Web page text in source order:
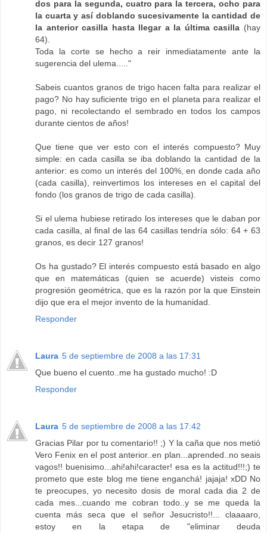
dos para la segunda, cuatro para la tercera, ocho para
la cuarta y así doblando sucesivamente la cantidad de
la anterior casilla hasta llegar a la última casilla (hay
64).
Toda la corte se hecho a reir inmediatamente ante la
sugerencia del ulema....."
Sabeis cuantos granos de trigo hacen falta para realizar el
pago? No hay suficiente trigo en el planeta para realizar el
pago, ni recolectando el sembrado en todos los campos
durante cientos de años!
Que tiene que ver esto con el interés compuesto? Muy
simple: en cada casilla se iba doblando la cantidad de la
anterior: es como un interés del 100%, en donde cada año
(cada casilla), reinvertimos los intereses en el capital del
fondo (los granos de trigo de cada casilla).
Si el ulema hubiese retirado los intereses que le daban por
cada casilla, al final de las 64 casillas tendría sólo: 64 + 63
granos, es decir 127 granos!
Os ha gustado? El interés compuesto está basado en algo
que en matemáticas (quien se acuerde) visteis como
progresión geométrica, que es la razón por la que Einstein
dijo que era el mejor invento de la humanidad.
Responder
Laura 5 de septiembre de 2008 a las 17:31
Que bueno el cuento..me ha gustado mucho! :D
Responder
Laura 5 de septiembre de 2008 a las 17:42
Gracias Pilar por tu comentario!! ;) Y la caña que nos metió
Vero Fenix en el post anterior..en plan...aprended..no seais
vagos!! buenisimo...ahi!ahi!caracter! esa es la actitud!!!;) te
prometo que este blog me tiene enganchá! jajaja! xDD No
te preocupes, yo necesito dosis de moral cada dia 2 de
cada mes...cuando me cobran todo..y se me queda la
cuenta más seca que el señor Jesucristo!!... claaaaro,
estoy en la etapa de "eliminar deuda